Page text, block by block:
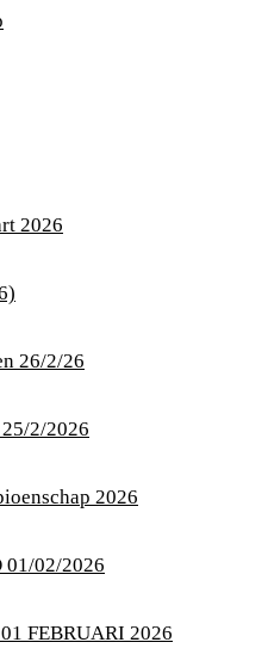
2026
26/2/26
2/2026
2026
01/02/2026
FEBRUARI 2026